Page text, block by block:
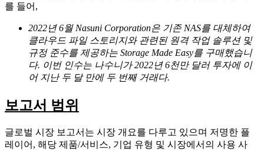
를 들어,
2022년 6월 Nasuni Corporation은 기존 NAS를 대체하여
클라우드 파일 스토리지와 관련된 원격 작업 솔루션 및
규정 준수를 제공하는 Storage Made Easy를 구매했습니
다. 이번 인수는 나수니가 2022년 6천만 달러 투자에 이
어 지난 두 달 만에 두 번째 거래다.
보고서 범위
글로벌 시장 보고서는 시장 개요를 다루고 있으며 저명한 플
레이어, 해당 제품/서비스, 기업 유형 및 시장에서의 사용 사